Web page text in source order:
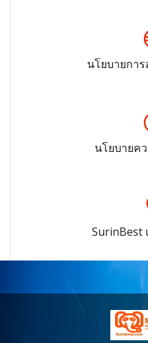
นโยบายกา
นโยบายค
SurinBest